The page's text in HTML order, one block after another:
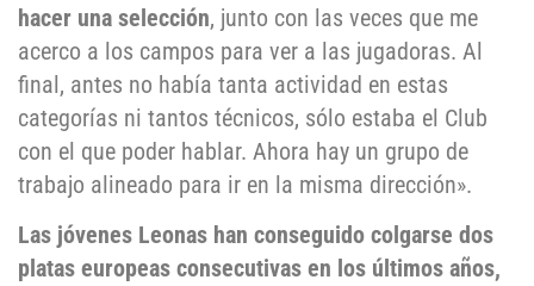
hacer una selección, junto con las veces que me
acerco a los campos para ver a las jugadoras. Al
final, antes no había tanta actividad en estas
categorías ni tantos técnicos, sólo estaba el Club
con el que poder hablar. Ahora hay un grupo de
trabajo alineado para ir en la misma dirección».
Las jóvenes Leonas han conseguido colgarse dos
platas europeas consecutivas en los últimos años,